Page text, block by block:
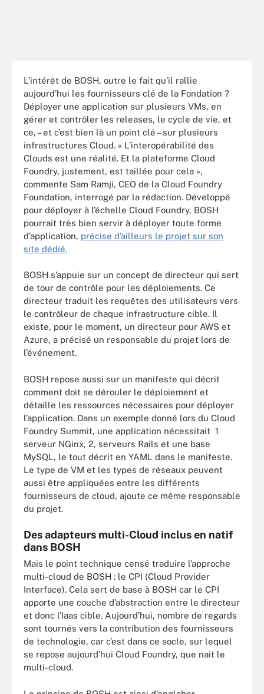
L’intérêt de BOSH, outre le fait qu’il rallie
aujourd’hui les fournisseurs clé de la Fondation ?
Déployer une application sur plusieurs VMs, en
gérer et contrôler les releases, le cycle de vie, et
ce, – et c’est bien là un point clé – sur plusieurs
infrastructures Cloud. « L’interopérabilité des
Clouds est une réalité. Et la plateforme Cloud
Foundry, justement, est taillée pour cela »,
commente Sam Ramji, CEO de la Cloud Foundry
Foundation, interrogé par la rédaction. Développé
pour déployer à l’échelle Cloud Foundry, BOSH
pourrait très bien servir à déployer toute forme
d’application, précise d’ailleurs le projet sur son
site dédié.
BOSH s’appuie sur un concept de directeur qui sert
de tour de contrôle pour les déploiements. Ce
directeur traduit les requêtes des utilisateurs vers
le contrôleur de chaque infrastructure cible. Il
existe, pour le moment, un directeur pour AWS et
Azure, a précisé un responsable du projet lors de
l’événement.
BOSH repose aussi sur un manifeste qui décrit
comment doit se dérouler le déploiement et
détaille les ressources nécessaires pour déployer
l’application. Dans un exemple donné lors du Cloud
Foundry Summit, une application nécessitait 1
serveur NGinx, 2, serveurs Rails et une base
MySQL, le tout décrit en YAML dans le manifeste.
Le type de VM et les types de réseaux peuvent
aussi être appliquées entre les différents
fournisseurs de cloud, ajoute ce même responsable
du projet.
Des adapteurs multi-Cloud inclus en natif
dans BOSH
Mais le point technique censé traduire l’approche
multi-cloud de BOSH : le CPI (Cloud Provider
Interface). Cela sert de base à BOSH car le CPI
apporte une couche d’abstraction entre le directeur
et donc l’Iaas cible. Aujourd’hui, nombre de regards
sont tournés vers la contribution des fournisseurs
de technologie, car c’est dans ce socle, sur lequel
se repose aujourd’hui Cloud Foundry, que nait le
multi-cloud.